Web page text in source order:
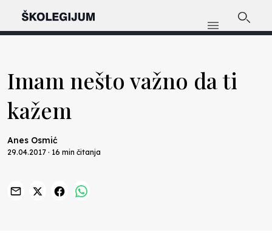
Imam nešto važno da ti
kažem
Anes Osmić
29.04.2017 · 16 min čitanja